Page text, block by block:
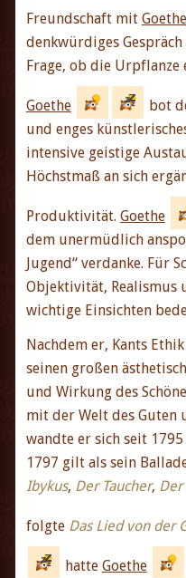
Freundschaft mit Goethe
denkwürdiges
Frage, ob die
Goethe
bot
und enges
intensive geistige
Höchstmaß an sich
Produktivität. Goethe
dem unermüdlich
Jugend“ verdanke. Für
Objektivität, Realismus
wichtige Einsichten
Nachdem er, Kants
seinen großen
und Wirkung des
mit der Welt des Guten
wandte er sich seit
1797 gilt als sein
Ibykus, Der Taucher, Der
folgte Das Lied von der
hatte Goethe